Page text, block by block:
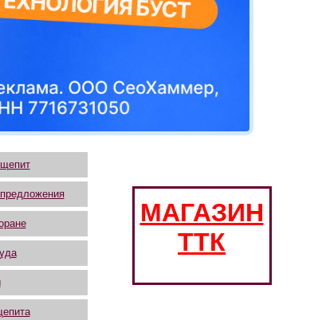
МАГАЗИН
ТТК